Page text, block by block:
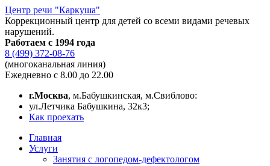
Центр речи "Каркуша"
Коррекционный центр для детей со всеми видами речевых
нарушений.
Работаем с 1994 года
8 (499) 372-08-76
(многоканальная линия)
Ежедневно с 8.00 до 22.00
г.Москва, м.Бабушкинская, м.Свиблово:
ул.Летчика Бабушкина, 32к3;
Как проехать
Главная
Услуги
Занятия с логопедом-дефектологом